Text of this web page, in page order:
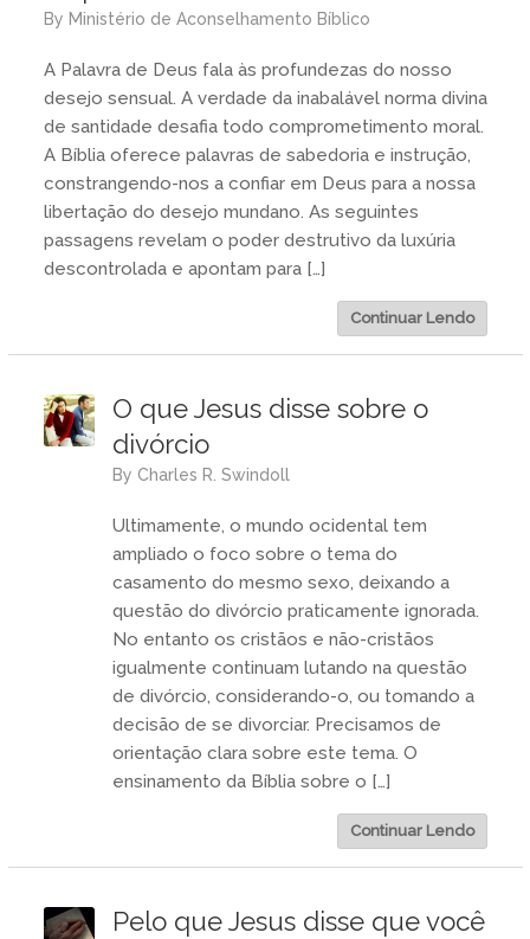
by Ministério de Aconselhamento Bíblico
A Palavra de Deus fala às profundezas do nosso
desejo sensual. A verdade da inabalável norma divina
de santidade desafia todo comprometimento moral.
A Bíblia oferece palavras de sabedoria e instrução,
constrangendo-nos a confiar em Deus para a nossa
libertação do desejo mundano. As seguintes
passagens revelam o poder destrutivo da luxúria
descontrolada e apontam para […]
Continuar Lendo
O que Jesus disse sobre o
divórcio
by Charles R. Swindoll
Ultimamente, o mundo ocidental tem
ampliado o foco sobre o tema do
casamento do mesmo sexo, deixando a
questão do divórcio praticamente ignorada.
No entanto os cristãos e não-cristãos
igualmente continuam lutando na questão
de divórcio, considerando-o, ou tomando a
decisão de se divorciar. Precisamos de
orientação clara sobre este tema. O
ensinamento da Bíblia sobre o […]
Continuar Lendo
Pelo que Jesus disse que você